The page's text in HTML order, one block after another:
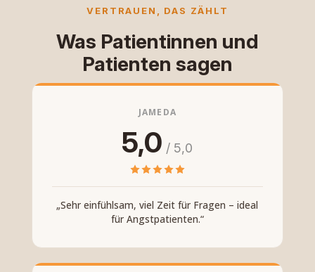
VERTRAUEN, DAS ZÄHLT
Was Patientinnen und
Patienten sagen
JAMEDA
5,0 / 5,0
„Sehr einfühlsam, viel Zeit für Fragen – ideal
für Angstpatienten.“